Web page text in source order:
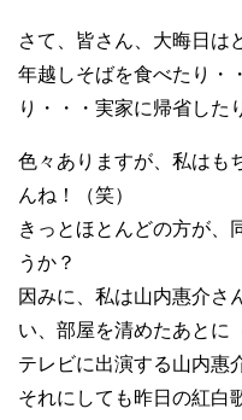
さて、皆さん、大晦日は
年越しそばを食べたり・
り・・・実家に帰省した
色々ありますが、私はも
んね！（笑）
きっとほとんどの方が、
うか？
因みに、私は山内惠介さ
い、部屋を清めたあとに
テレビに出演する山内惠
それにしても昨日の紅白